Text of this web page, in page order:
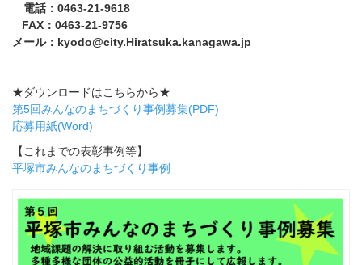
電話：0463-21-9618
FAX：0463-21-9756
メール：kyodo@city.Hiratsuka.kanagawa.jp
★ダウンロードはこちらから★
第5回みんなのまちづくり事例募集(PDF)
応募用紙(Word)
【これまでの表彰事例等】
平塚市みんなのまちづくり事例